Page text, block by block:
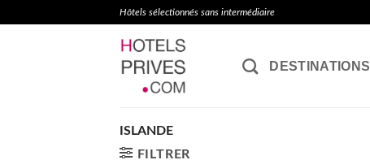
Hôtels sélectionnés sans intermédiaire
DESTINATIONS
ISLANDE
FILTRER